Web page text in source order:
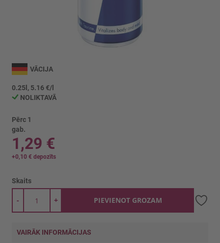
uz
galerijas
sākumu
VĀCIJA
0.25l, 5.16 €/l
NOLIKTAVĀ
Pērc 1
gab.
1,29 €
+0,10 € depozīts
Skaits
+
- PIEVIENOT GROZAM
VAIRĀK INFORMĀCIJAS